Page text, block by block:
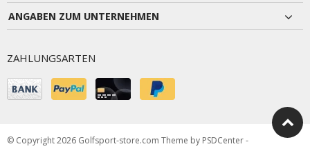
ANGABEN ZUM UNTERNEHMEN
ZAHLUNGSARTEN
© Copyright 2026 Golfsport-store.com Theme by PSDCenter-